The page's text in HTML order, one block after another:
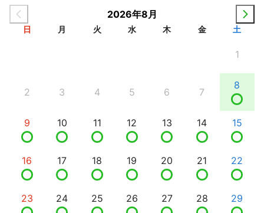
2026年8月
日 月 火 水 木 金 土
1
2 3 4 5 6 7
8
9 10 11 12 13 14 15
16 17 18 19 20 21 22
23 24 25 26 27 28 29